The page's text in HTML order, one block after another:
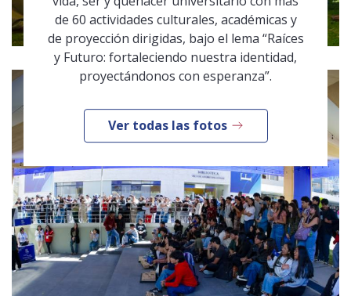
de 60 actividades culturales, académicas y
de proyección dirigidas, bajo el lema “Raíces
y Futuro: fortaleciendo nuestra identidad,
proyectándonos con esperanza”.
Ver todas las fotos